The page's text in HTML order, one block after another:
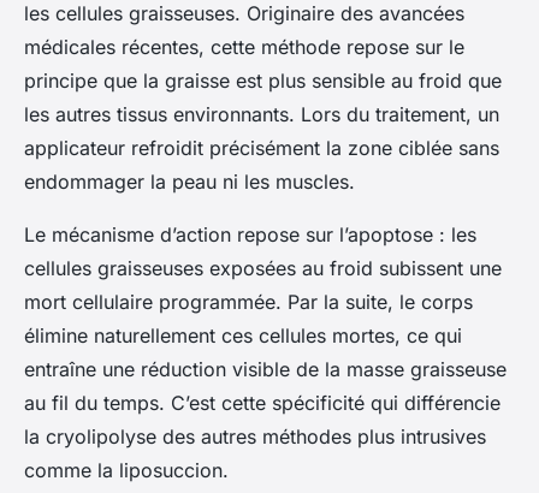
les cellules graisseuses. Originaire des avancées
médicales récentes, cette méthode repose sur le
principe que la graisse est plus sensible au froid que
les autres tissus environnants. Lors du traitement, un
applicateur refroidit précisément la zone ciblée sans
endommager la peau ni les muscles.
Le mécanisme d’action repose sur l’apoptose : les
cellules graisseuses exposées au froid subissent une
mort cellulaire programmée. Par la suite, le corps
élimine naturellement ces cellules mortes, ce qui
entraîne une réduction visible de la masse graisseuse
au fil du temps. C’est cette spécificité qui différencie
la cryolipolyse des autres méthodes plus intrusives
comme la liposuccion.